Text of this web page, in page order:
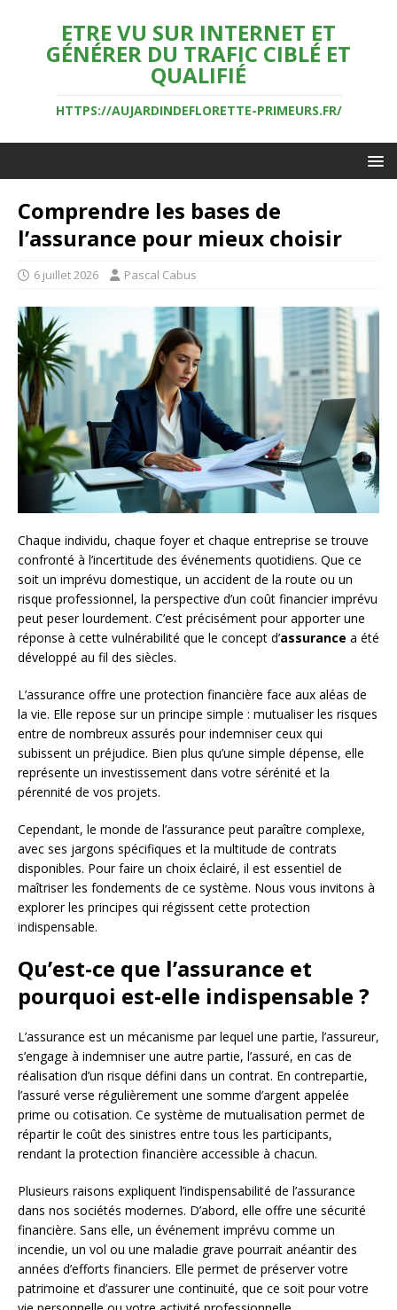
ETRE VU SUR INTERNET ET
GÉNÉRER DU TRAFIC CIBLÉ ET
QUALIFIÉ
HTTPS://AUJARDINDEFLORETTE-PRIMEURS.FR/
Comprendre les bases de
l’assurance pour mieux choisir
6 juillet 2026 Pascal Cabus
Chaque individu, chaque foyer et chaque entreprise se trouve
confronté à l’incertitude des événements quotidiens. Que ce
soit un imprévu domestique, un accident de la route ou un
risque professionnel, la perspective d’un coût financier imprévu
peut peser lourdement. C’est précisément pour apporter une
réponse à cette vulnérabilité que le concept d’assurance a été
développé au fil des siècles.
L’assurance offre une protection financière face aux aléas de
la vie. Elle repose sur un principe simple : mutualiser les risques
entre de nombreux assurés pour indemniser ceux qui
subissent un préjudice. Bien plus qu’une simple dépense, elle
représente un investissement dans votre sérénité et la
pérennité de vos projets.
Cependant, le monde de l’assurance peut paraître complexe,
avec ses jargons spécifiques et la multitude de contrats
disponibles. Pour faire un choix éclairé, il est essentiel de
maîtriser les fondements de ce système. Nous vous invitons à
explorer les principes qui régissent cette protection
indispensable.
Qu’est-ce que l’assurance et
pourquoi est-elle indispensable ?
L’assurance est un mécanisme par lequel une partie, l’assureur,
s’engage à indemniser une autre partie, l’assuré, en cas de
réalisation d’un risque défini dans un contrat. En contrepartie,
l’assuré verse régulièrement une somme d’argent appelée
prime ou cotisation. Ce système de mutualisation permet de
répartir le coût des sinistres entre tous les participants,
rendant la protection financière accessible à chacun.
Plusieurs raisons expliquent l’indispensabilité de l’assurance
dans nos sociétés modernes. D’abord, elle offre une sécurité
financière. Sans elle, un événement imprévu comme un
incendie, un vol ou une maladie grave pourrait anéantir des
années d’efforts financiers. Elle permet de préserver votre
patrimoine et d’assurer une continuité, que ce soit pour votre